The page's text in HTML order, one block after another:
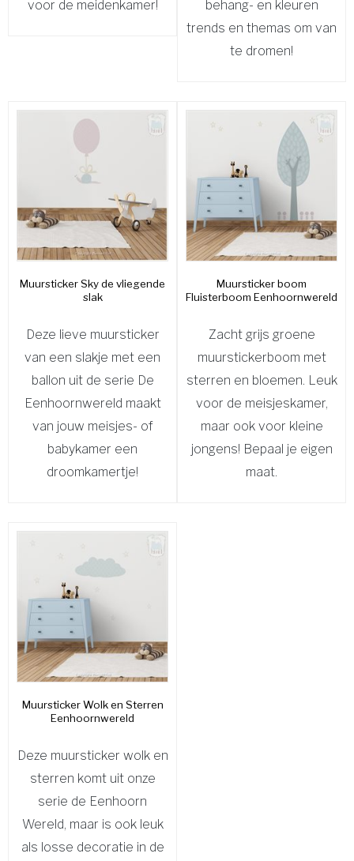
voor de meidenkamer!
behang- en kleuren
trends en themas om van
te dromen!
Muursticker Sky de vliegende
slak
Deze lieve muursticker
van een slakje met een
ballon uit de serie De
Eenhoornwereld maakt
van jouw meisjes- of
babykamer een
droomkamertje!
Muursticker boom
Fluisterboom Eenhoornwereld
Zacht grijs groene
muurstickerboom met
sterren en bloemen. Leuk
voor de meisjeskamer,
maar ook voor kleine
jongens! Bepaal je eigen
maat.
Muursticker Wolk en Sterren
Eenhoornwereld
Deze muursticker wolk en
sterren komt uit onze
serie de Eenhoorn
Wereld, maar is ook leuk
als losse decoratie in de